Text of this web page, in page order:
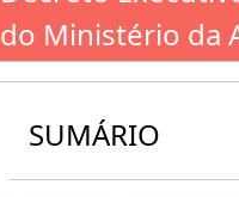
do Ministério da
SUMÁRIO